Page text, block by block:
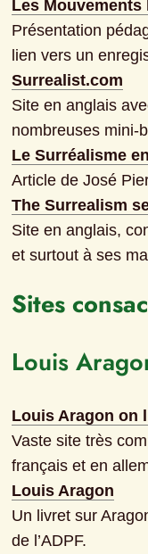
Les
Présentation
lien vers un
Surrealist.com
Site en anglais
nombreuses mini-
Le Surréalisme
Article de José
The Surrealism
Site en anglais,
et surtout à ses
Sites
Louis
Louis Aragon on
Vaste site très
français et en
Louis Aragon
Un livret sur
de l’ADPF.